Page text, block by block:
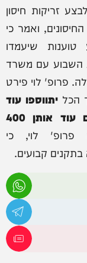
זריקות חיסון
ואמר כי
שיעמדו
השבוע עם משרד
פרופ' לוי פירט
הכל יתווספו עוד
1600 תקני אחיות לבתי החולים, עם עוד אותן 400
לוי, כי